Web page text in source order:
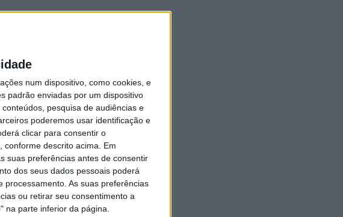
num dispositivo, como cookies, e
padrão enviadas por um dispositivo
pesquisa de audiências e
poderemos usar identificação e
clicar para consentir o
conforme descrito acima. Em
suas preferências antes de consentir
dos seus dados pessoais poderá
processamento. As suas preferências
ou retirar seu consentimento a
na parte inferior da página.